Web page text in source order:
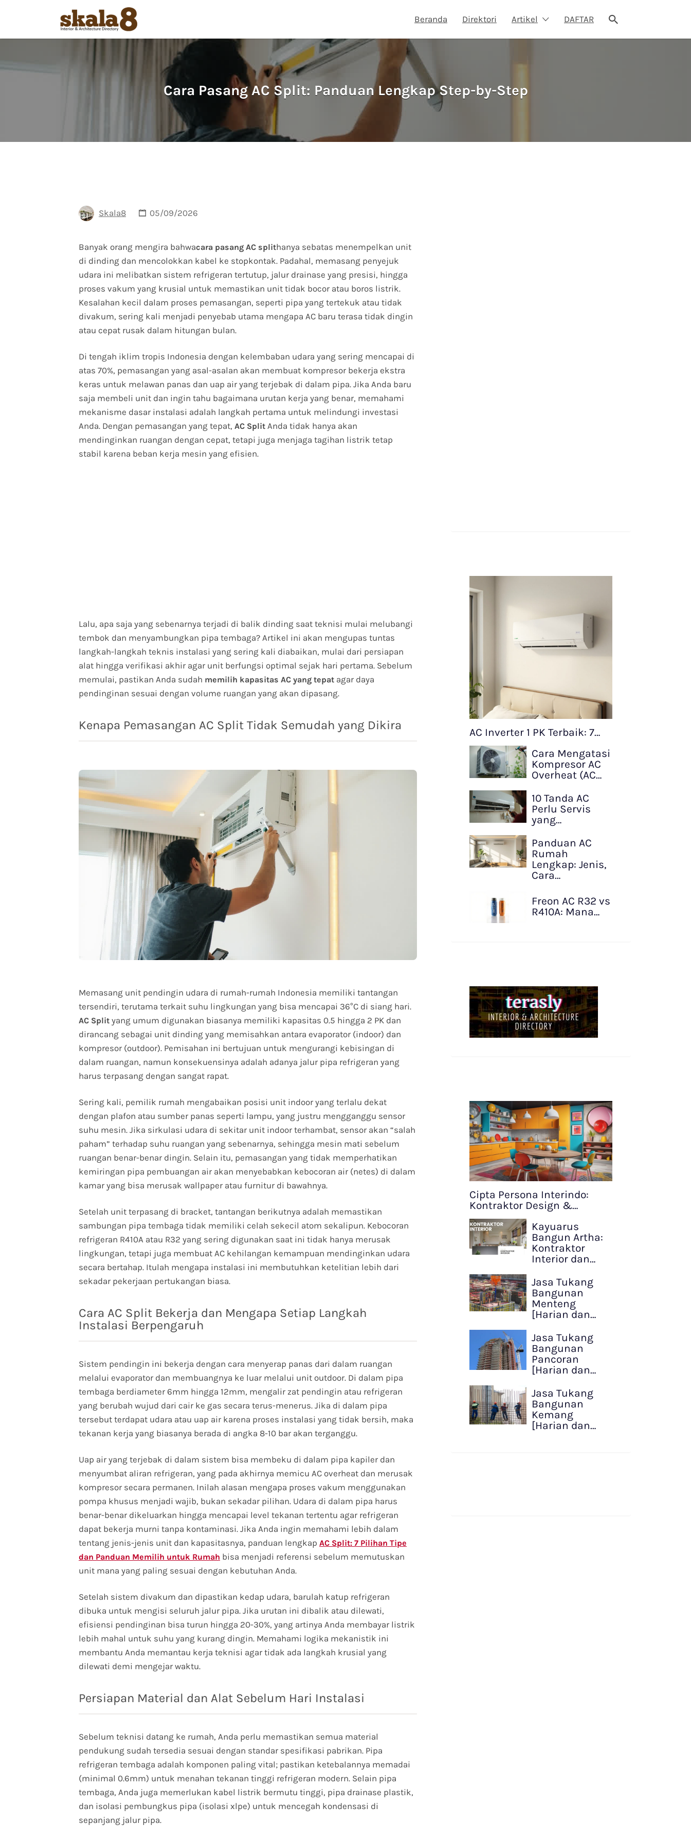
Beranda Direktori Artikel DAFTAR
Search
for:
Cara Pasang AC Split: Panduan Lengkap Step-by-Step
Skala8 05/09/2026
Banyak orang mengira bahwacara pasang AC splithanya sebatas menempelkan unit
di dinding dan mencolokkan kabel ke stopkontak. Padahal, memasang penyejuk
udara ini melibatkan sistem refrigeran tertutup, jalur drainase yang presisi, hingga
proses vakum yang krusial untuk memastikan unit tidak bocor atau boros listrik.
Kesalahan kecil dalam proses pemasangan, seperti pipa yang tertekuk atau tidak
divakum, sering kali menjadi penyebab utama mengapa AC baru terasa tidak dingin
atau cepat rusak dalam hitungan bulan.
Di tengah iklim tropis Indonesia dengan kelembaban udara yang sering mencapai di
atas 70%, pemasangan yang asal-asalan akan membuat kompresor bekerja ekstra
keras untuk melawan panas dan uap air yang terjebak di dalam pipa. Jika Anda baru
saja membeli unit dan ingin tahu bagaimana urutan kerja yang benar, memahami
mekanisme dasar instalasi adalah langkah pertama untuk melindungi investasi
Anda. Dengan pemasangan yang tepat, AC Split Anda tidak hanya akan
mendinginkan ruangan dengan cepat, tetapi juga menjaga tagihan listrik tetap
stabil karena beban kerja mesin yang efisien.
Lalu, apa saja yang sebenarnya terjadi di balik dinding saat teknisi mulai melubangi
tembok dan menyambungkan pipa tembaga? Artikel ini akan mengupas tuntas
langkah-langkah teknis instalasi yang sering kali diabaikan, mulai dari persiapan
alat hingga verifikasi akhir agar unit berfungsi optimal sejak hari pertama. Sebelum
memulai, pastikan Anda sudah memilih kapasitas AC yang tepat agar daya
pendinginan sesuai dengan volume ruangan yang akan dipasang.
Kenapa Pemasangan AC Split Tidak Semudah yang Dikira
Memasang unit pendingin udara di rumah-rumah Indonesia memiliki tantangan
tersendiri, terutama terkait suhu lingkungan yang bisa mencapai 36°C di siang hari.
AC Split yang umum digunakan biasanya memiliki kapasitas 0.5 hingga 2 PK dan
dirancang sebagai unit dinding yang memisahkan antara evaporator (indoor) dan
kompresor (outdoor). Pemisahan ini bertujuan untuk mengurangi kebisingan di
dalam ruangan, namun konsekuensinya adalah adanya jalur pipa refrigeran yang
harus terpasang dengan sangat rapat.
Sering kali, pemilik rumah mengabaikan posisi unit indoor yang terlalu dekat
dengan plafon atau sumber panas seperti lampu, yang justru mengganggu sensor
suhu mesin. Jika sirkulasi udara di sekitar unit indoor terhambat, sensor akan “salah
paham” terhadap suhu ruangan yang sebenarnya, sehingga mesin mati sebelum
ruangan benar-benar dingin. Selain itu, pemasangan yang tidak memperhatikan
kemiringan pipa pembuangan air akan menyebabkan kebocoran air (netes) di dalam
kamar yang bisa merusak wallpaper atau furnitur di bawahnya.
Setelah unit terpasang di bracket, tantangan berikutnya adalah memastikan
sambungan pipa tembaga tidak memiliki celah sekecil atom sekalipun. Kebocoran
refrigeran R410A atau R32 yang sering digunakan saat ini tidak hanya merusak
lingkungan, tetapi juga membuat AC kehilangan kemampuan mendinginkan udara
secara bertahap. Itulah mengapa instalasi ini membutuhkan ketelitian lebih dari
sekadar pekerjaan pertukangan biasa.
Cara AC Split Bekerja dan Mengapa Setiap Langkah
Instalasi Berpengaruh
Sistem pendingin ini bekerja dengan cara menyerap panas dari dalam ruangan
melalui evaporator dan membuangnya ke luar melalui unit outdoor. Di dalam pipa
tembaga berdiameter 6mm hingga 12mm, mengalir zat pendingin atau refrigeran
yang berubah wujud dari cair ke gas secara terus-menerus. Jika di dalam pipa
tersebut terdapat udara atau uap air karena proses instalasi yang tidak bersih, maka
tekanan kerja yang biasanya berada di angka 8-10 bar akan terganggu.
Uap air yang terjebak di dalam sistem bisa membeku di dalam pipa kapiler dan
menyumbat aliran refrigeran, yang pada akhirnya memicu AC overheat dan merusak
kompresor secara permanen. Inilah alasan mengapa proses vakum menggunakan
pompa khusus menjadi wajib, bukan sekadar pilihan. Udara di dalam pipa harus
benar-benar dikeluarkan hingga mencapai level tekanan tertentu agar refrigeran
dapat bekerja murni tanpa kontaminasi. Jika Anda ingin memahami lebih dalam
tentang jenis-jenis unit dan kapasitasnya, panduan lengkap AC Split: 7 Pilihan Tipe
dan Panduan Memilih untuk Rumah bisa menjadi referensi sebelum memutuskan
unit mana yang paling sesuai dengan kebutuhan Anda.
Setelah sistem divakum dan dipastikan kedap udara, barulah katup refrigeran
dibuka untuk mengisi seluruh jalur pipa. Jika urutan ini dibalik atau dilewati,
efisiensi pendinginan bisa turun hingga 20-30%, yang artinya Anda membayar listrik
lebih mahal untuk suhu yang kurang dingin. Memahami logika mekanistik ini
membantu Anda memantau kerja teknisi agar tidak ada langkah krusial yang
dilewati demi mengejar waktu.
Persiapan Material dan Alat Sebelum Hari Instalasi
Sebelum teknisi datang ke rumah, Anda perlu memastikan semua material
pendukung sudah tersedia sesuai dengan standar spesifikasi pabrikan. Pipa
refrigeran tembaga adalah komponen paling vital; pastikan ketebalannya memadai
(minimal 0.6mm) untuk menahan tekanan tinggi refrigeran modern. Selain pipa
tembaga, Anda juga memerlukan kabel listrik bermutu tinggi, pipa drainase plastik,
dan isolasi pembungkus pipa (isolasi xlpe) untuk mencegah kondensasi di
sepanjang jalur pipa.
AC Inverter 1 PK Terbaik: 7…
Cara Mengatasi
Kompresor AC
Overheat (AC…
10 Tanda AC
Perlu Servis
yang…
Panduan AC
Rumah
Lengkap: Jenis,
Cara…
Freon AC R32 vs
R410A: Mana…
Cipta Persona Interindo:
Kontraktor Design &…
Kayuarus
Bangun Artha:
Kontraktor
Interior dan…
Jasa Tukang
Bangunan
Menteng
[Harian dan…
Jasa Tukang
Bangunan
Pancoran
[Harian dan…
Jasa Tukang
Bangunan
Kemang
[Harian dan…